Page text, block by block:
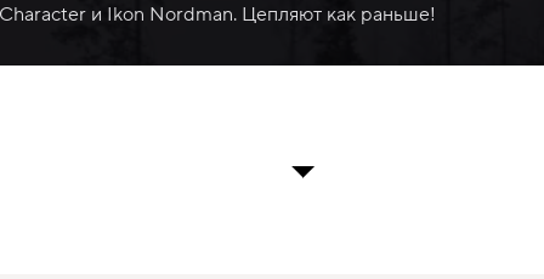
и Ikon Nordman. Цепляют как раньше!